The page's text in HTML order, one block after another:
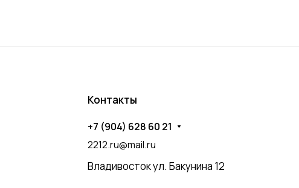
Контакты
+7 (904) 628 60 21
2212.ru@mail.ru
Владивосток ул. Бакунина 12